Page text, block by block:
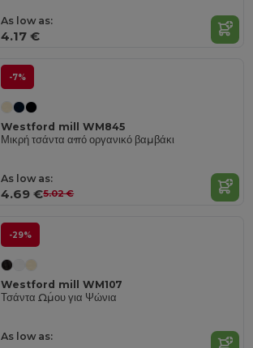
As low as:
4.17 €
-7%
Westford mill WM845
Μικρή τσάντα από οργανικό βαμβάκι
As low as:
4.69 €5.02 €
-29%
Westford mill WM107
Τσάντα Ώμου για Ψώνια
As low as: